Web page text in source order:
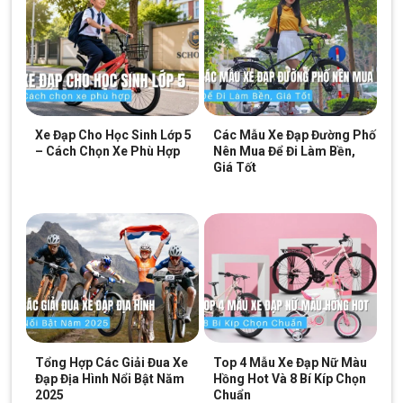
Điểm đặt chân rộng rãi
Điểm đặt chân củaXe Đạp Điện Azi A1 14 Inch– 2 Phuộc
Nhún Dầuđược thiết kế với khoảng cách phù hợp và liên kết
chắc chắn với thân xe, tạo sự thoải mái tối đa cho người dùng
khi di chuyển trong thời gian dài.
Ngoài ra điểm đặt chân còn được thiết kế vân nổi hạn chế trơn
trượt khi trời mưa.
Bố trí song song với điểm đặt chân của xe là bàn đạp trợ lực,
cho phép người sử dụng vận hành xe theo chế độ đạp cơ thông
thường hoặc khi xe bị hết điện.
Xe hết điện là vấn đề của nhiều người sử dụng xe đạp điện vì nó
khiến việc đạp xe trở nên rất khó khăn. Tuy nhiên, đối với những
khách hàng đang sở hữuXe Đạp Điện Azi A1 14 Inch – 2
Phuộc Nhún Dầu
chính hãng thì vấn đề này trở nên vô cùng dễ
dàng.
Xe Đạp Cho Học Sinh Lớp 5
– Cách Chọn Xe Phù Hợp
Các Mẫu Xe Đạp Đường Phố
Nên Mua Để Đi Làm Bền,
Giá Tốt
Tổng Hợp Các Giải Đua Xe
Đạp Địa Hình Nổi Bật Năm
2025
Top 4 Mẫu Xe Đạp Nữ Màu
Hồng Hot Và 8 Bí Kíp Chọn
Chuẩn